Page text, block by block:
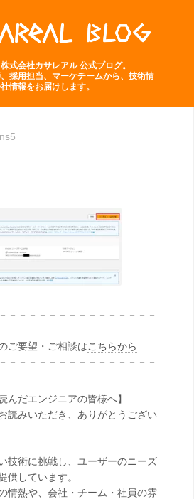
式会社カサレアル 公式ブログ。
採用担当、マーケチームから、技術情
情報をお届けします。
－－－－－－－－－－－－－－－
ご要望・ご相談はこちらから
－－－－－－－－－－－－－－－
んだエンジニアの皆様へ】
読みいただき、ありがとうござい
技術に挑戦し、ユーザーのニーズ
供しています。
情熱や、会社・チーム・社員の雰